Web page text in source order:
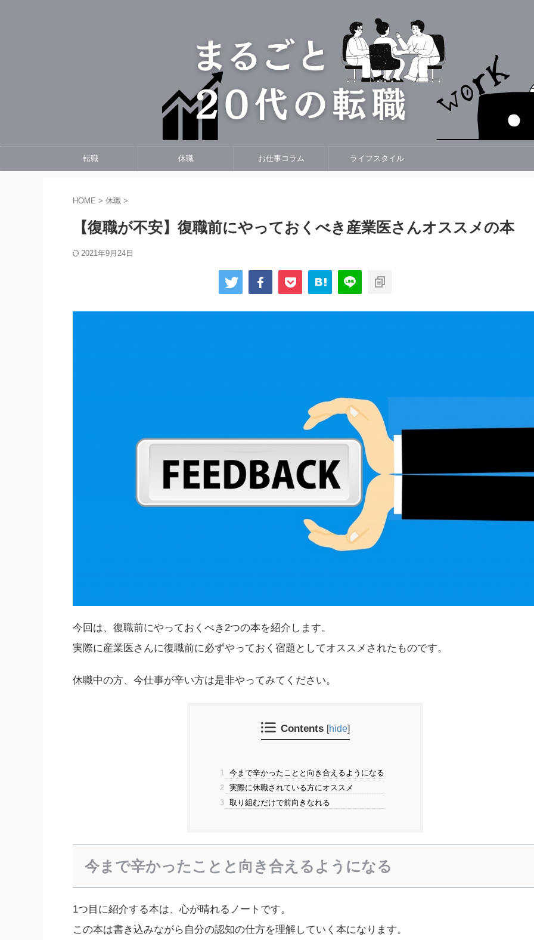
転職 休職 お仕事コラム ライフスタイル
HOME > 休職 >
【復職が不安】復職前にやっておくべき産業医さんオススメの本
2021年9月24日
今回は、復職前にやっておくべき2つの本を紹介します。
実際に産業医さんに復職前に必ずやっておく宿題としてオススメされたものです。
休職中の方、今仕事が辛い方は是非やってみてください。
Contents [hide]
1
今まで辛かったことと向き合えるようになる
2
実際に休職されている方にオススメ
3
取り組むだけで前向きなれる
今まで辛かったことと向き合えるようになる
1つ目に紹介する本は、心が晴れるノートです。
この本は書き込みながら自分の認知の仕方を理解していく本になります。